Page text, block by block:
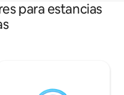
para estancias